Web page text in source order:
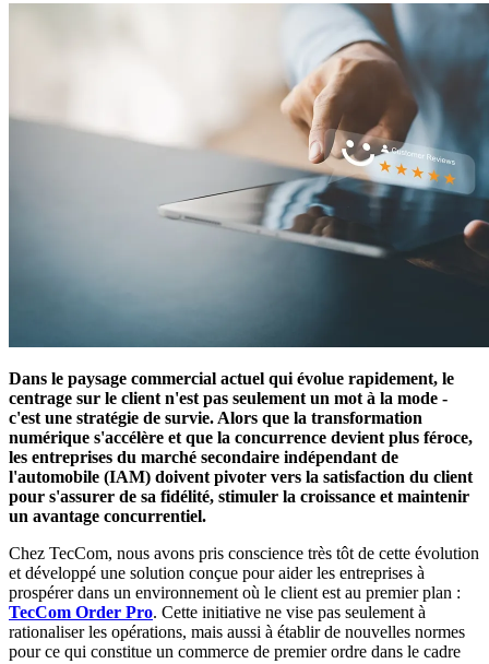
Dans le paysage commercial actuel qui évolue rapidement, le
centrage sur le client n'est pas seulement un mot à la mode -
c'est une stratégie de survie. Alors que la transformation
numérique s'accélère et que la concurrence devient plus féroce,
les entreprises du marché secondaire indépendant de
l'automobile (IAM) doivent pivoter vers la satisfaction du client
pour s'assurer de sa fidélité, stimuler la croissance et maintenir
un avantage concurrentiel.
Chez TecCom, nous avons pris conscience très tôt de cette évolution
et développé une solution conçue pour aider les entreprises à
prospérer dans un environnement où le client est au premier plan :
TecCom Order Pro. Cette initiative ne vise pas seulement à
rationaliser les opérations, mais aussi à établir de nouvelles normes
pour ce qui constitue un commerce de premier ordre dans le cadre